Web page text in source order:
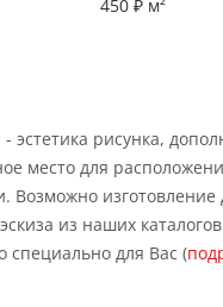
450 ₽ м²
эстетика рисунка,
место для
Возможно
из наших
специально для Вас (